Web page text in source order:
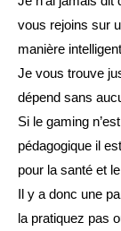
vous rejoins sur
manière
Je vous trouve
dépend sans
Si le gaming
pédagogique il
pour la santé et
Il y a donc une
la pratiquez pas